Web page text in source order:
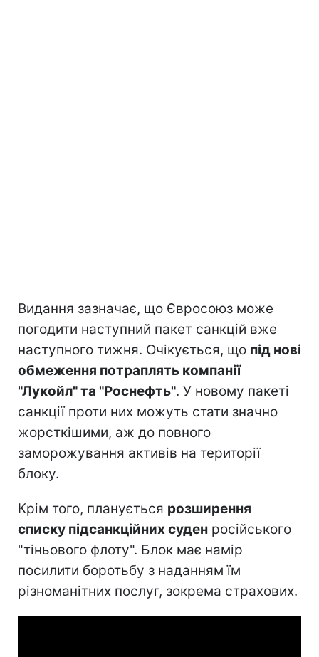
Видання зазначає, що Євросоюз може
погодити наступний пакет санкцій вже
наступного тижня. Очікується, що під нові
обмеження потраплять компанії
"Лукойл" та "Роснефть". У новому пакеті
санкції проти них можуть стати значно
жорсткішими, аж до повного
заморожування активів на території
блоку.
Крім того, планується розширення
списку підсанкційних суден російського
"тіньового флоту". Блок має намір
посилити боротьбу з наданням їм
різноманітних послуг, зокрема страхових.